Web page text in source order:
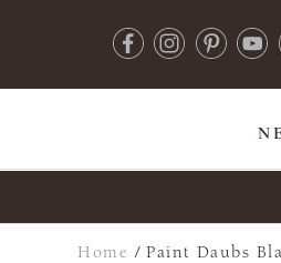
Home /Paint Daubs